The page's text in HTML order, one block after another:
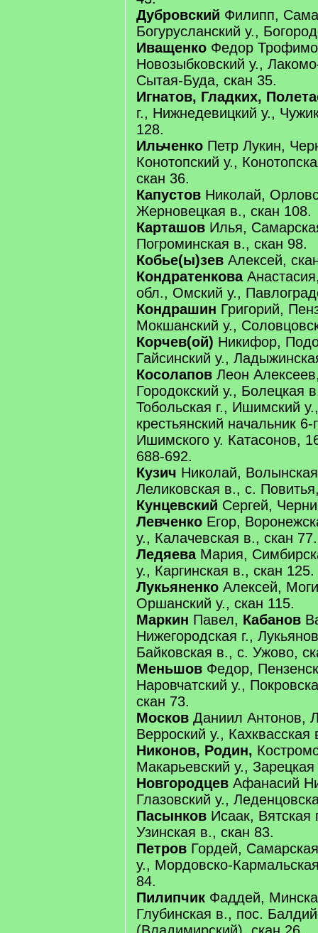
Дубровский Филипп,
Богурусланский у.,
Иващенко Федор
Новозыбковский у.,
Сытая-Буда, скан 35.
Игнатов, Гладких,
г., Нижнедевицкий у.,
128.
Ильченко Петр Лукин,
Конотопский у.,
скан 36.
Капустов Николай,
Жерновецкая в., скан 108.
Карташов Илья,
Погроминская в., скан 98.
Кобье(ы)зев Алексей,
Кондратенкова
обл., Омский у.,
Кондрашин Григорий,
Мокшанский у.,
Корчев(ой) Никифор,
Гайсинский у.,
Косолапов Леон
Городокский у., Болецкая
Тобольская г., Ишимский
крестьянский начальник 6-
Ишимского у. Катасонов,
688-692.
Кузич Николай,
Леликовская в., с.
Кунцевский Сергей,
Левченко Егор,
у., Калачевская в., скан 77.
ЛедяеваМария,
у., Каргинская в., скан 125.
Лукьяненко Алексей,
Оршанский у., скан 115.
Маркин Павел, Кабанов
Нижегородская г.,
Байковская в., с. Ужово,
Меньшов Федор,
Наровчатский у.,
скан 73.
Москов Даниил Антонов,
Верроский у., Кахквасская
Никонов, Родин,
Макарьевский у.,
Новгородцев Афанасий
Глазовский у.,
Пасынков Исаак,
Узинская в., скан 83.
Петров Гордей,
у., Мордовско-
84.
Пилипчик Фаддей,
Глубинская в., пос.